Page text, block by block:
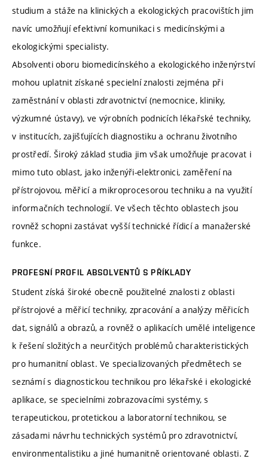
studium a stáže na klinických a ekologických pracovištích jim
navíc umožňují efektivní komunikaci s medicínskými a
ekologickými specialisty.
Absolventi oboru biomedicínského a ekologického inženýrství
mohou uplatnit získané specielní znalosti zejména při
zaměstnání v oblasti zdravotnictví (nemocnice, kliniky,
výzkumné ústavy), ve výrobních podnicích lékařské techniky,
v institucích, zajišťujících diagnostiku a ochranu životního
prostředí. Široký základ studia jim však umožňuje pracovat i
mimo tuto oblast, jako inženýři-elektronici, zaměření na
přístrojovou, měřicí a mikroprocesorou techniku a na využití
informačních technologií. Ve všech těchto oblastech jsou
rovněž schopni zastávat vyšší technické řídicí a manažerské
funkce.
PROFESNÍ PROFIL ABSOLVENTŮ S PŘÍKLADY
Student získá široké obecně použitelné znalosti z oblasti
přístrojové a měřicí techniky, zpracování a analýzy měřicích
dat, signálů a obrazů, a rovněž o aplikacích umělé inteligence
k řešení složitých a neurčitých problémů charakteristických
pro humanitní oblast. Ve specializovaných předmětech se
seznámí s diagnostickou technikou pro lékařské i ekologické
aplikace, se specielními zobrazovacími systémy, s
terapeutickou, protetickou a laboratorní technikou, se
zásadami návrhu technických systémů pro zdravotnictví,
environmentalistiku a jiné humanitně orientované oblasti. Z